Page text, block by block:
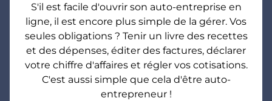
S'il est facile d'ouvrir son auto-entreprise en
ligne, il est encore plus simple de la gérer. Vos
seules obligations ? Tenir un livre des recettes
et des dépenses, éditer des factures, déclarer
votre chiffre d'affaires et régler vos cotisations.
C'est aussi simple que cela d'être auto-
entrepreneur !